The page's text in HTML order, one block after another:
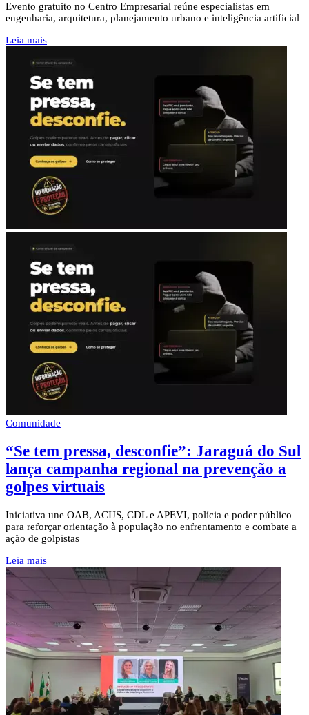
Evento gratuito no Centro Empresarial reúne especialistas em
engenharia, arquitetura, planejamento urbano e inteligência artificial
Leia mais
Comunidade
“Se tem pressa, desconfie”: Jaraguá do Sul
lança campanha regional na prevenção a
golpes virtuais
Iniciativa une OAB, ACIJS, CDL e APEVI, polícia e poder público
para reforçar orientação à população no enfrentamento e combate a
ação de golpistas
Leia mais